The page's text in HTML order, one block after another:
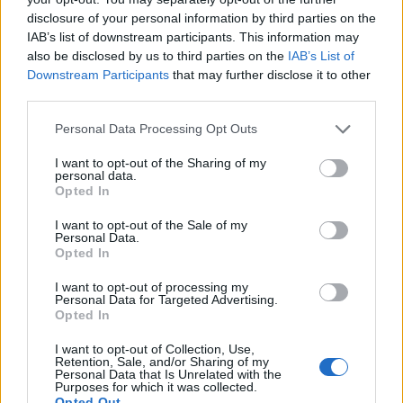
disclosure of your personal information by third parties on the
IAB’s list of downstream participants. This information may
also be disclosed by us to third parties on the IAB’s List of
Downstream Participants that may further disclose it to other
Personal Data Processing Opt Outs
I want to opt-out of the Sharing of my
personal data.
Opted In
I want to opt-out of the Sale of my
Personal Data.
Opted In
I want to opt-out of processing my
Personal Data for Targeted Advertising.
Opted In
I want to opt-out of Collection, Use,
Retention, Sale, and/or Sharing of my
Personal Data that Is Unrelated with the
Purposes for which it was collected.
ontbrak uiteindelijk de afronding.
De Jong en Van Hecke zien geen
reden voor paniek
Binnen de spelersgroep overheerste na afloop geen gevoel
maar wilde de nederlaag niet groter maken dan nodig.
"Het is niet dat we in zak en as zitten", stelde de middenvelder.
"We zijn teleurgesteld, maar er is nog niks verloren."
De Jong zag vooral dat Oranje in de tweede helft slordiger
werd aan de bal en kansen liet liggen. Toch reist hij met
vertrouwen naar de Verenigde Staten. "Ik voel me goed en
fris. Ik kijk ernaar uit en heb er nog steeds héél veel
vertrouwen in."